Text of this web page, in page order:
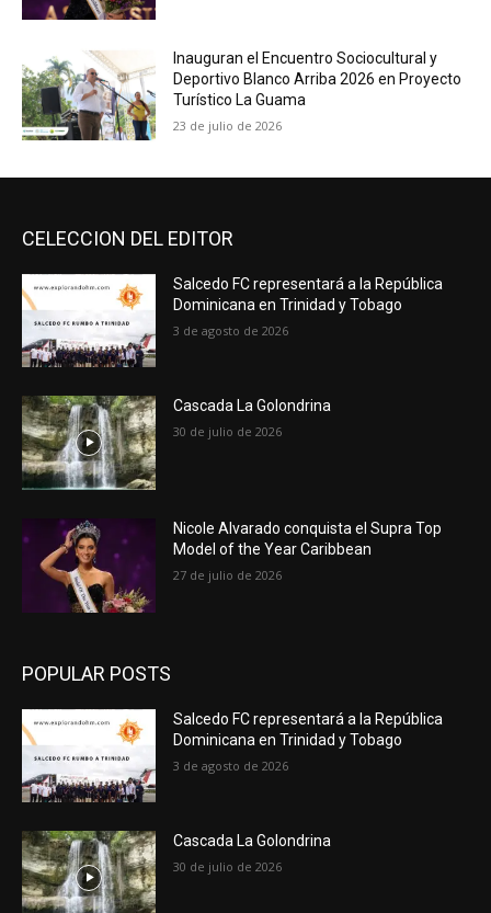
Inauguran el Encuentro Sociocultural y
Deportivo Blanco Arriba 2026 en Proyecto
Turístico La Guama
23 de julio de 2026
CELECCION DEL EDITOR
Salcedo FC representará a la República
Dominicana en Trinidad y Tobago
3 de agosto de 2026
Cascada La Golondrina
30 de julio de 2026
Nicole Alvarado conquista el Supra Top
Model of the Year Caribbean
27 de julio de 2026
POPULAR POSTS
Salcedo FC representará a la República
Dominicana en Trinidad y Tobago
3 de agosto de 2026
Cascada La Golondrina
30 de julio de 2026